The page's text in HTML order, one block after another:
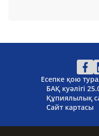
Есепке қою
БАҚ куәлігі
Құпиялылық
Сайт картасы